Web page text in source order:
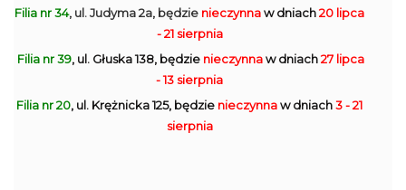
Filia nr 34, ul. Judyma 2a, będzie nieczynnaw dniach20 lipca
- 21 sierpnia
Filia nr 39, ul. Głuska 138, będzie nieczynnaw dniach27 lipca
- 13 sierpnia
Filia nr 20, ul. Krężnicka 125, będzie nieczynnaw dniach3 - 21
sierpnia